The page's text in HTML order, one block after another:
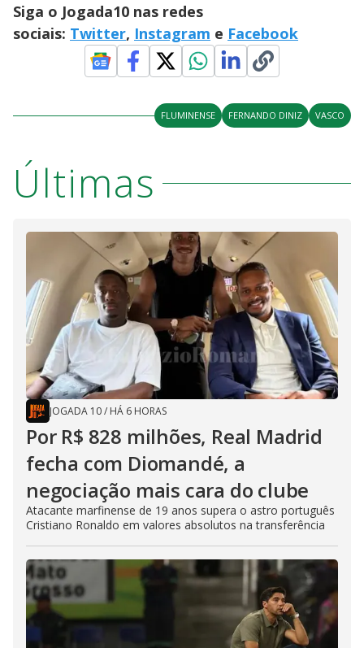
Siga o Jogada10 nas redes
sociais: Twitter, Instagram e Facebook
FLUMINENSE FERNANDO DINIZ VASCO
Últimas
JOGADA 10/ HÁ 6 HORAS
Por R$ 828 milhões, Real Madrid
fecha com Diomandé, a
negociação mais cara do clube
Atacante marfinense de 19 anos supera o astro português
Cristiano Ronaldo em valores absolutos na transferência